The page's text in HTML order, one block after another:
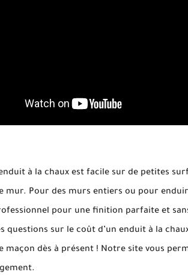
à la chaux est facile sur de petites
mur. Pour des murs entiers ou pour
pour une finition parfaite et
questions sur le coût d’un enduit à la
maçon dès à présent ! Notre site vous